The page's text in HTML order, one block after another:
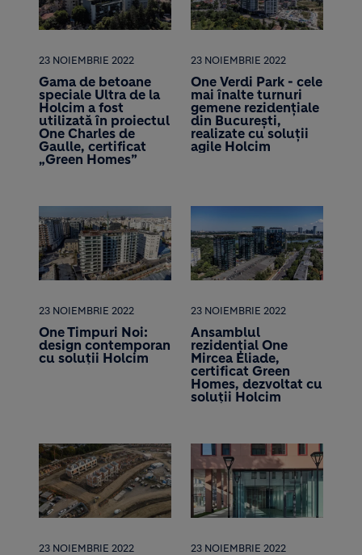
23 NOIEMBRIE 2022
Gama de betoane
speciale Ultra de la
Holcim a fost
utilizată în proiectul
One Charles de
Gaulle, certificat
„Green Homes”
23 NOIEMBRIE 2022
One Verdi Park - cele
mai înalte turnuri
gemene rezidențiale
din București,
realizate cu soluții
agile Holcim
23 NOIEMBRIE 2022
One Timpuri Noi:
design contemporan
cu soluții Holcim
23 NOIEMBRIE 2022
Ansamblul
rezidențial One
Mircea Eliade,
certificat Green
Homes, dezvoltat cu
soluții Holcim
23 NOIEMBRIE 2022 23 NOIEMBRIE 2022